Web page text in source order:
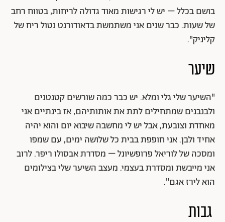
בושם בכלל – יש לי רגישות מאוד גדולה לריחות, בטווח רחב
של שעות. כבר שנים אני משתמשת בדאודורנט נטול ריח של
קליניק".
שיער
"השיער שלי גלי ומלא. יש כבר כמה שורשים קטנטנים
ולבנבנים שמתחילים לתת את אותותיהם, אז בינתיים אני
מאחדת וצובעת, אבל יש לי מחשבה שיבוא יום והוא יהיה
אחיד ולבן. אני חופפת בבית כל שלושה ימים, עם שמפו
ומסכה של לוריאל פרופשיונל – מסדרת אבסולו ריפר. לרוב
אני מייבשת ומסדרת בעצמי. מעצב השיער שלי בצילומים
הוא לירז אגם".
גבות